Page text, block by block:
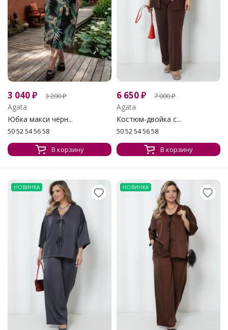
3 040₽ 3 200₽
Agata
Юбка макси чёрн...
50 52 54 56 58
В корзину
6 650₽ 7 000₽
Agata
Костюм-двойка с...
50 52 54 56 58
В корзину
НОВИНКА НОВИНКА